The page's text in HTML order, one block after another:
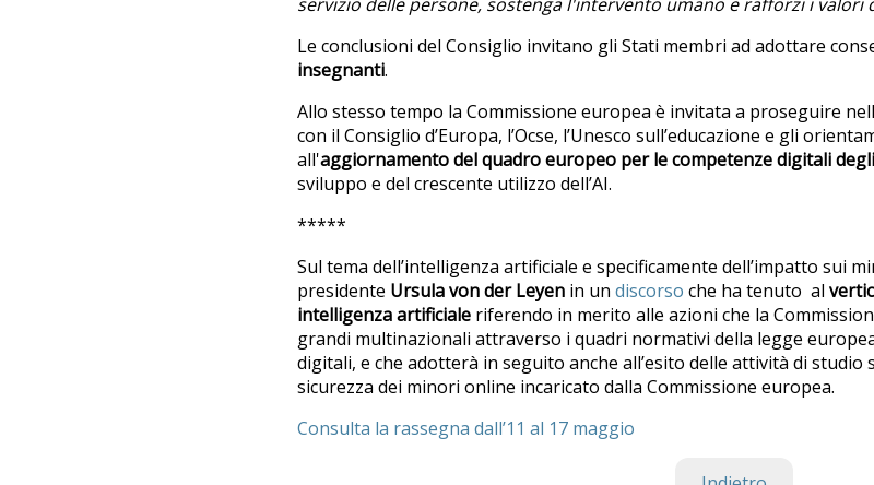
Le conclusioni del Consiglio invitano gli Stati membri ad adottare
insegnanti.
Allo stesso tempo la Commissione europea è invitata a proseguire
con il Consiglio d’Europa, l’Ocse, l’Unesco sull’educazione e gli
all'aggiornamento del quadro europeo per le competenze digitali
sviluppo e del crescente utilizzo dell’AI.
*****
Sul tema dell’intelligenza artificiale e specificamente dell’impatto sui
presidente Ursula von der Leyen in un discorso che ha tenuto al
intelligenza artificiale riferendo in merito alle azioni che la
grandi multinazionali attraverso i quadri normativi della legge
digitali, e che adotterà in seguito anche all’esito delle attività di
sicurezza dei minori online incaricato dalla Commissione europea.
Consulta la rassegna dall’11 al 17 maggio